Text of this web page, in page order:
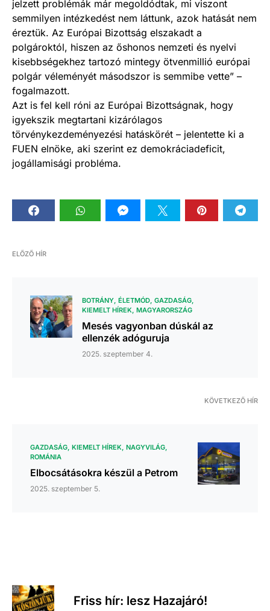
jelzett problémák már megoldódtak, mi viszont
semmilyen intézkedést nem láttunk, azok hatását nem
éreztük. Az Európai Bizottság elszakadt a
polgároktól, hiszen az őshonos nemzeti és nyelvi
kisebbségekhez tartozó mintegy ötvenmillió európai
polgár véleményét másodszor is semmibe vette” –
fogalmazott.
Azt is fel kell róni az Európai Bizottságnak, hogy
igyekszik megtartani kizárólagos
törvénykezdeményezési hatáskörét – jelentette ki a
FUEN elnöke, aki szerint ez demokráciadeficit,
jogállamisági probléma.
ELŐZŐ HÍR
BOTRÁNY ÉLETMÓD GAZDASÁG
KIEMELT HÍREK MAGYARORSZÁG
Mesés vagyonban dúskál az
ellenzék adóguruja
2025. szeptember 4.
KÖVETKEZŐ HÍR
GAZDASÁG KIEMELT HÍREK NAGYVILÁG
ROMÁNIA
Elbocsátásokra készül a Petrom
2025. szeptember 5.
Friss hír: lesz Hazajáró!